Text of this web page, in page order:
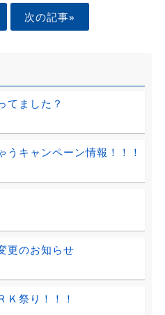
次の記事»
てました？
うキャンペーン情報！！！
更のお知らせ
Ｋ祭り！！！